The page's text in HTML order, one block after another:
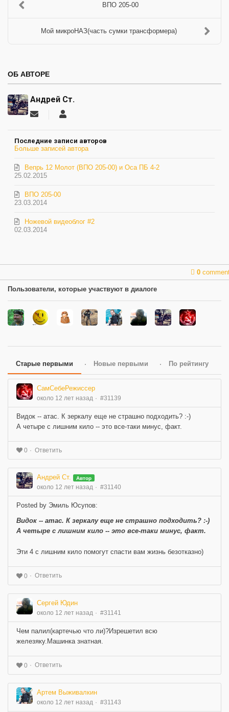
ВПО 205-00
Мой микроНАЗ(часть сумки трансформера)
ОБ АВТОРЕ
Андрей Ст.
Подписаться
автора
Последние записи авторов
Больше записей автора
25.02.2015
Вепрь 12 Молот (ВПО 205-00) и Оса ПБ 4-2
23.03.2014
ВПО 205-00
02.03.2014
Ножевой видеоблог #2
0
Пользователи, которые участвуют в диалоге
Старые первыми Новые первыми По рейтингу
СамСебеРежиссер
около 12 лет назад #31139
Видок -- атас. К зеркалу еще не страшно подходить? :-)
А четыре с лишним кило -- это все-таки минус, факт.
0 Ответить
Андрей Ст. Автор
около 12 лет назад #31140
Posted by Эмиль Юсупов:
Видок -- атас. К зеркалу еще не страшно подходить? :-)
А четыре с лишним кило -- это все-таки минус, факт.
Эти 4 с лишним кило помогут спасти вам жизнь безотказно)
0 Ответить
Сергей Юдин
около 12 лет назад #31141
Чем палил(картечью что ли)?Изрешетил всю
железяку.Машинка знатная.
0 Ответить
Артем Выживалкин
около 12 лет назад #31143